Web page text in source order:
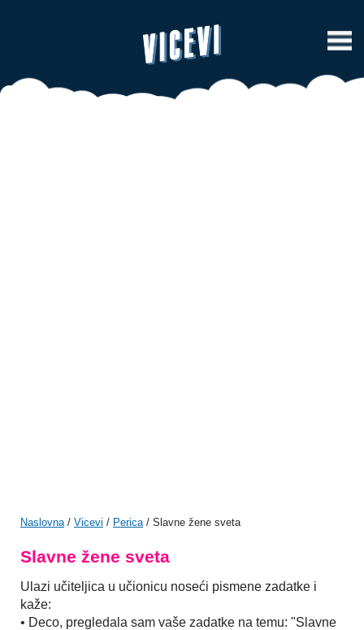
Naslovna/ Vicevi / Perica/ Slavne žene sveta
Slavne žene sveta
Ulazi učiteljica u učionicu noseći pismene zadatke i
kaže:
• Deco, pregledala sam vaše zadatke na temu: "Slavne